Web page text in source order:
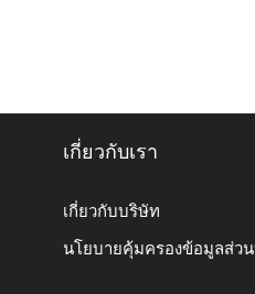
เกี่ยวกับเรา
เกี่ยวกับบริษัท
นโยบายคุ้มครองข้อมูลส่ว